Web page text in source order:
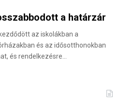
a határzár
az iskolákban a
és az idősotthonokban
és rendelkezésre…